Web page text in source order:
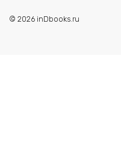
© 2026 inDbooks.ru